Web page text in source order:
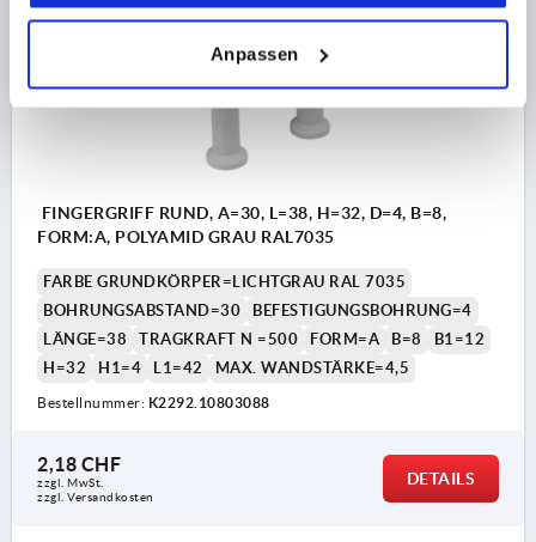
Anpassen
K2292 A
FINGERGRIFF RUND, A=30, L=38, H=32, D=4, B=8,
FORM:A, POLYAMID GRAU RAL7035
FARBE GRUNDKÖRPER=LICHTGRAU RAL 7035
BOHRUNGSABSTAND=30
BEFESTIGUNGSBOHRUNG=4
LÄNGE=38
TRAGKRAFT N =500 FORM=A B=8
B1=12
H=32
H1=4 L1=42 MAX. WANDSTÄRKE=4,5
Bestellnummer: K2292.10803088
2,18 CHF
zzgl. MwSt.
zzgl. Versandkosten
DETAILS